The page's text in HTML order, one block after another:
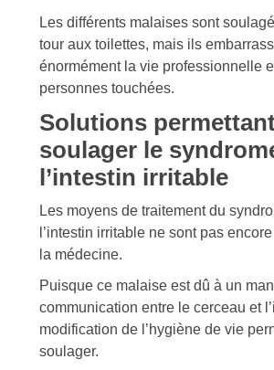
Les différents malaises sont
tour aux toilettes, mais ils
énormément la vie professionnelle
personnes touchées.
Solutions
soulager le
l’intestin irritable
Les moyens de traitement du
l’intestin irritable ne sont pas
la médecine.
Puisque ce malaise est dû à un
communication entre le cerceau et
modification de l’hygiène de vie
soulager.